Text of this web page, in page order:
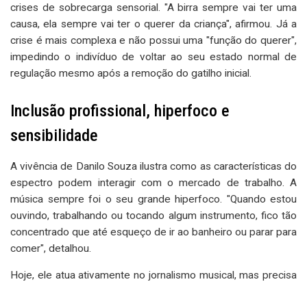
crises de sobrecarga sensorial. "A birra sempre vai ter uma
causa, ela sempre vai ter o querer da criança", afirmou. Já a
crise é mais complexa e não possui uma "função do querer",
impedindo o indivíduo de voltar ao seu estado normal de
regulação mesmo após a remoção do gatilho inicial.
Inclusão profissional, hiperfoco e
sensibilidade
A vivência de Danilo Souza ilustra como as características do
espectro podem interagir com o mercado de trabalho. A
música sempre foi o seu grande hiperfoco. "Quando estou
ouvindo, trabalhando ou tocando algum instrumento, fico tão
concentrado que até esqueço de ir ao banheiro ou parar para
comer", detalhou.
Hoje, ele atua ativamente no jornalismo musical, mas precisa